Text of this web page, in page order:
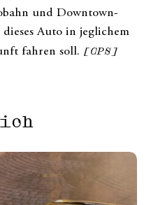
und Downtown-
Auto in jeglichem
fahren soll. [CPS]